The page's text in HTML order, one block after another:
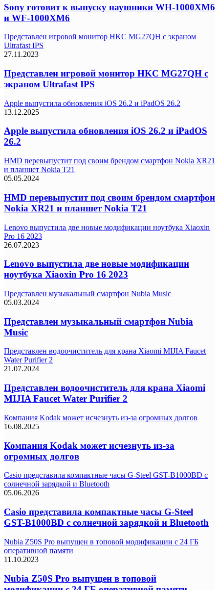
Sony готовит к выпуску наушники WH-1000XM6
и WF-1000XM6
Представлен игровой монитор HKC MG27QH с экраном
Ultrafast IPS
27.11.2023
Представлен игровой монитор HKC MG27QH с
экраном Ultrafast IPS
Apple выпустила обновления iOS 26.2 и iPadOS 26.2
13.12.2025
Apple выпустила обновления iOS 26.2 и iPadOS
26.2
HMD перевыпустит под своим брендом смартфон Nokia XR21
и планшет Nokia T21
05.05.2024
HMD перевыпустит под своим брендом смартфон
Nokia XR21 и планшет Nokia T21
Lenovo выпустила две новые модификации ноутбука Xiaoxin
Pro 16 2023
26.07.2023
Lenovo выпустила две новые модификации
ноутбука Xiaoxin Pro 16 2023
Представлен музыкальный смартфон Nubia Music
05.03.2024
Представлен музыкальный смартфон Nubia
Music
Представлен водоочиститель для крана Xiaomi MIJIA Faucet
Water Purifier 2
21.07.2024
Представлен водоочиститель для крана Xiaomi
MIJIA Faucet Water Purifier 2
Компания Kodak может исчезнуть из-за огромных долгов
16.08.2025
Компания Kodak может исчезнуть из-за
огромных долгов
Casio представила компактные часы G-Steel GST-B1000BD с
солнечной зарядкой и Bluetooth
05.06.2026
Casio представила компактные часы G-Steel
GST-B1000BD с солнечной зарядкой и Bluetooth
Nubia Z50S Pro выпущен в топовой модификации с 24 ГБ
оперативной памяти
11.10.2023
Nubia Z50S Pro выпущен в топовой